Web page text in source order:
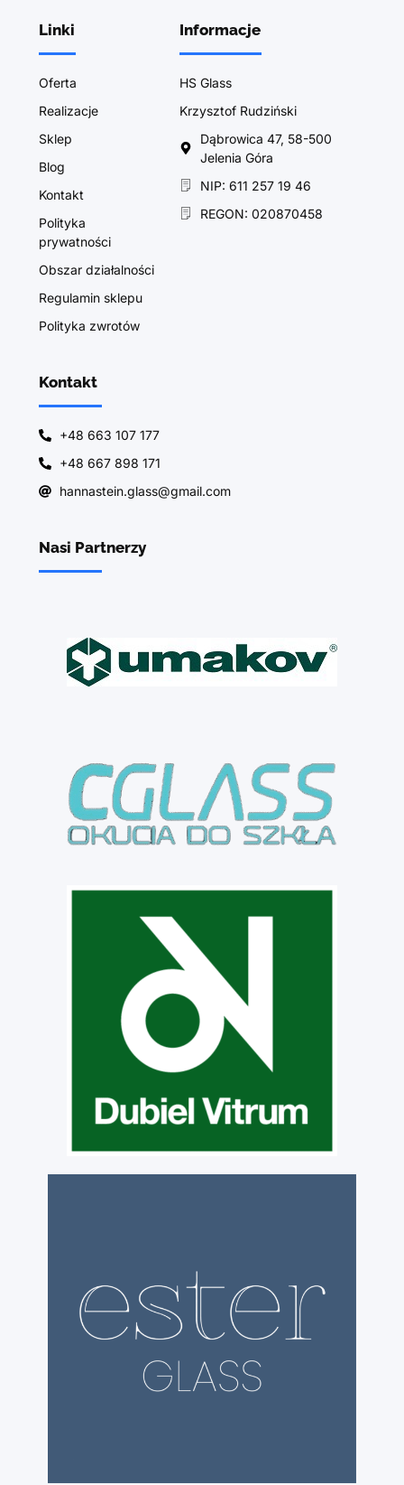
Linki
Oferta
Realizacje
Sklep
Blog
Kontakt
Polityka
prywatności
Obszar działalności
Regulamin sklepu
Polityka zwrotów
Informacje
HS Glass
Krzysztof Rudziński
Dąbrowica 47, 58-500
Jelenia Góra
NIP: 611 257 19 46
REGON: 020870458
Kontakt
+48 663 107 177
+48 667 898 171
hannastein.glass@gmail.com
Nasi Partnerzy